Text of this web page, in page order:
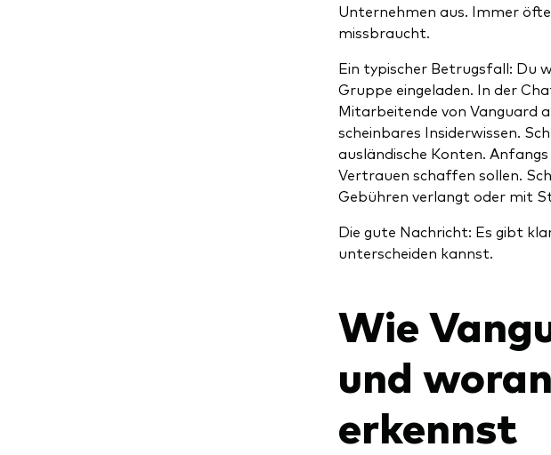
Unternehmen aus. Immer
missbraucht.
Ein typischer Betrugsfall: Du
Gruppe eingeladen. In der
Mitarbeitende von Vanguard
scheinbares Insiderwissen.
ausländische Konten.
Vertrauen schaffen sollen.
Gebühren verlangt oder mit
Die gute Nachricht: Es gibt
unterscheiden kannst.
Wie
und
erkennst